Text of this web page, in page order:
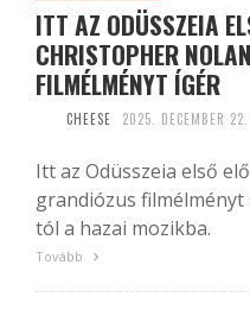
ITT AZ ODÜSSZEIA
CHRISTOPHER
FILMÉLMÉNYT ÍGÉR
CHEESE 2025. DECEMBER
Itt az Odüsszeia első
grandiózus filmélményt
tól a hazai mozikba.
Tovább